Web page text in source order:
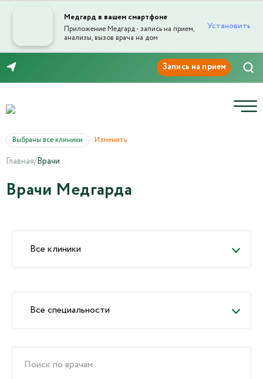
Медгард в вашем смартфоне
Приложение Медгард - запись на прием,
анализы, вызов врача на дом
Установить
Выбраны все клиники Изменить
Главная/Врачи
Врачи Медгарда
Все клиники
Все специальности